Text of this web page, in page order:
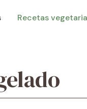
Recetas